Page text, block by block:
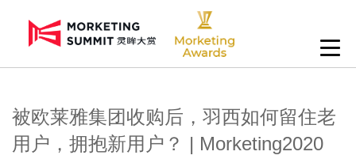
被欧莱雅集团收购后，羽西如何留住老
用户，拥抱新用户？ | Morketing2020